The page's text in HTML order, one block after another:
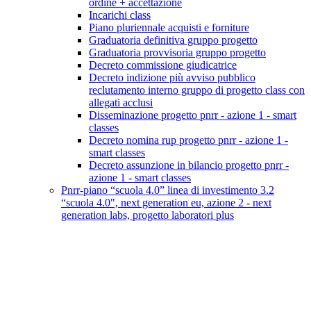
ordine + accettazione
Incarichi class
Piano pluriennale acquisti e forniture
Graduatoria definitiva gruppo progetto
Graduatoria provvisoria gruppo progetto
Decreto commissione giudicatrice
Decreto indizione più avviso pubblico
reclutamento interno gruppo di progetto class con
allegati acclusi
Disseminazione progetto pnrr - azione 1 - smart
classes
Decreto nomina rup progetto pnrr - azione 1 -
smart classes
Decreto assunzione in bilancio progetto pnrr -
azione 1 - smart classes
Pnrr-piano “scuola 4.0” linea di investimento 3.2
“scuola 4.0", next generation eu, azione 2 - next
generation labs, progetto laboratori plus